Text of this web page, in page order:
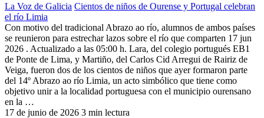
La Voz de Galicia Cientos de niños de Ourense y Portugal celebran
el río Limia
Con motivo del tradicional Abrazo ao río, alumnos de ambos países
se reunieron para estrechar lazos sobre el río que comparten 17 jun
2026 . Actualizado a las 05:00 h. Lara, del colegio portugués EB1
de Ponte de Lima, y Martiño, del Carlos Cid Arregui de Rairiz de
Veiga, fueron dos de los cientos de niños que ayer formaron parte
del 14º Abrazo ao río Limia, un acto simbólico que tiene como
objetivo unir a la localidad portuguesa con el municipio ourensano
en la …
17 de junio de 2026 3 min lectura